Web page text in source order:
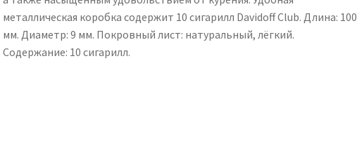
металлическая коробка содержит 10 сигарилл Davidoff Club. Длина: 100
мм. Диаметр: 9 мм. Покровный лист: натуральный, лёгкий.
Содержание: 10 сигарилл.